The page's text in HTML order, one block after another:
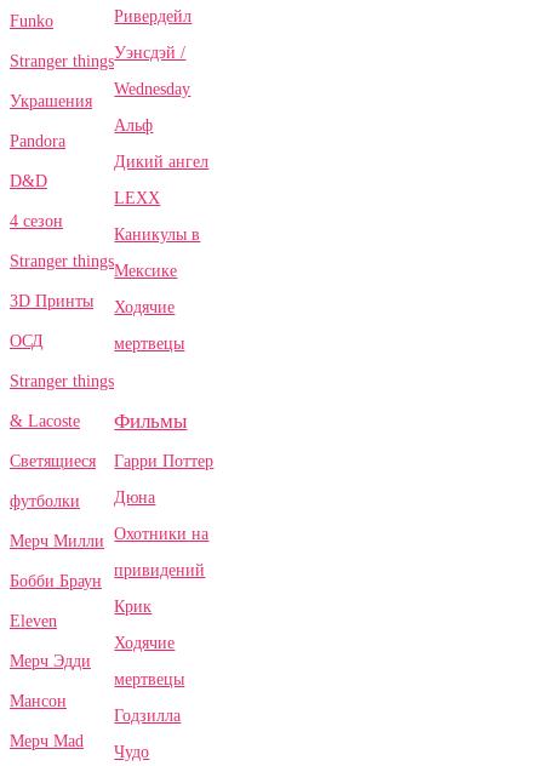
Funko
Stranger things
Украшения
Pandora
D&D
4 сезон
Stranger things
3D Принты
ОСД
Stranger things
& Lacoste
Светящиеся
футболки
Мерч Милли
Бобби Браун
Eleven
Мерч Эдди
Мансон
Мерч Mad
Ривердейл
Уэнсдэй /
Wednesday
Альф
Дикий ангел
LEXX
Каникулы в
Мексике
Ходячие
мертвецы
Фильмы
Гарри Поттер
Дюна
Охотники на
привидений
Крик
Ходячие
мертвецы
Годзилла
Чудо